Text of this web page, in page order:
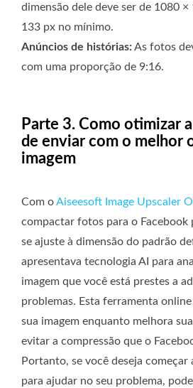
dimensão dele deve ser de 1080
133 px no mínimo.
Anúncios de histórias:As fotos
com uma proporção de 9:16.
Parte 3. Como otimizar
de enviar com o melhor
imagem
Com oAiseesoft Image Upscaler
compactar fotos para o Facebook
se ajuste à dimensão do padrão
apresentava tecnologia AI para
imagem que você está prestes a
problemas. Esta ferramenta
sua imagem enquanto melhora
evitar a compressão que o
Portanto, se você deseja
para ajudar no seu problema,